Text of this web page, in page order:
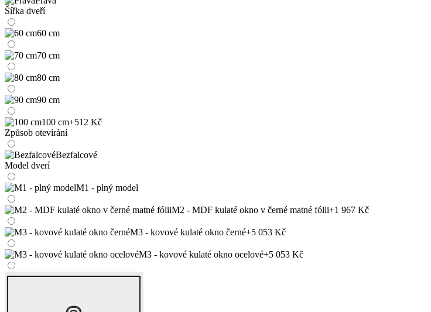
Šířka dveří
60 cm
70 cm
80 cm
90 cm
100 cm+512 Kč
Způsob otevírání
Bezfalcové
Model dverí
M1 - plný model
M2 - MDF kulaté okno v černé matné fólii+1 967 Kč
M3 - kovové kulaté okno černé+5 053 Kč
M3 - kovové kulaté okno ocelové+5 053 Kč